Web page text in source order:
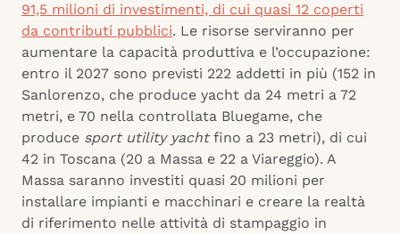
91,5 milioni di investimenti, di cui quasi 12 coperti
da contributi pubblici. Le risorse serviranno per
aumentare la capacità produttiva e l’occupazione:
entro il 2027 sono previsti 222 addetti in più (152 in
Sanlorenzo, che produce yacht da 24 metri a 72
metri, e 70 nella controllata Bluegame, che
produce sport utility yachtfino a 23 metri), di cui
42 in Toscana (20 a Massa e 22 a Viareggio). A
Massa saranno investiti quasi 20 milioni per
installare impianti e macchinari e creare la realtà
di riferimento nelle attività di stampaggio in